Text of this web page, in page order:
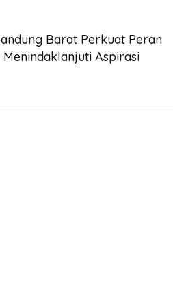
Barat Perkuat Peran
Aspirasi